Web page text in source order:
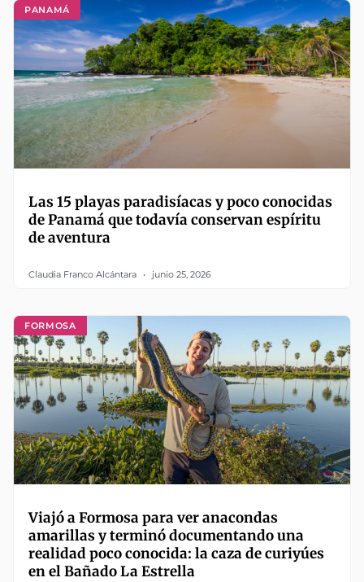
PANAMÁ
Las 15 playas paradisíacas y poco conocidas
de Panamá que todavía conservan espíritu
de aventura
Claudia Franco Alcántara junio 25, 2026
FORMOSA
Viajó a Formosa para ver anacondas
amarillas y terminó documentando una
realidad poco conocida: la caza de curiyúes
en el Bañado La Estrella